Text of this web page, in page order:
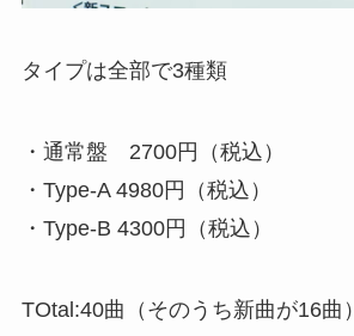
タイプは全部で3種類
・通常盤 2700円（税込）
・Type-A 4980円（税込）
・Type-B 4300円（税込）
TOtal:40曲（そのうち新曲が16曲）